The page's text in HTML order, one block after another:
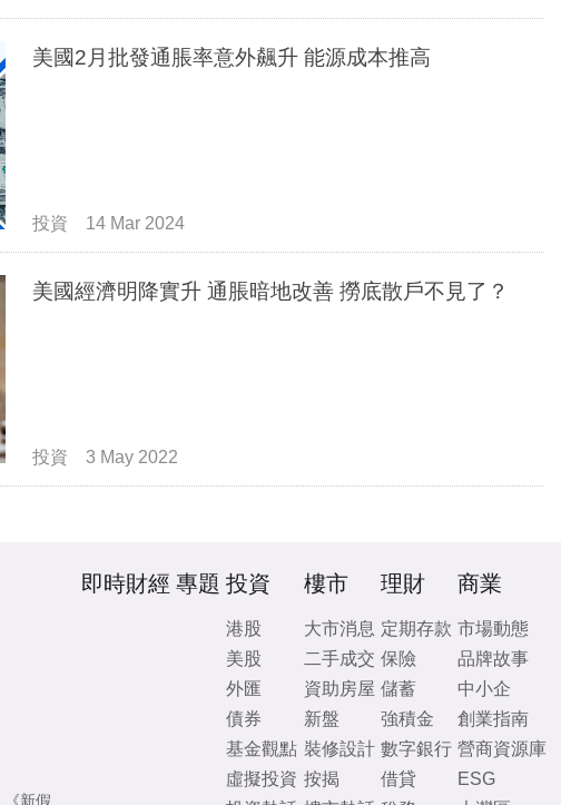
美國2月批發通脹率意外飆升 能源成本推高
投資 14 Mar 2024
美國經濟明降實升 通脹暗地改善 撈底散戶不見了？
投資 3 May 2022
《新假
即時財經 專題 投資
港股
美股
外匯
債券
基金觀點
虛擬投資
樓市
大市消息
二手成交
資助房屋
新盤
裝修設計
按揭
理財
定期存款
保險
儲蓄
強積金
數字銀行
借貸
商業
市場動態
品牌故事
中小企
創業指南
營商資源庫
ESG